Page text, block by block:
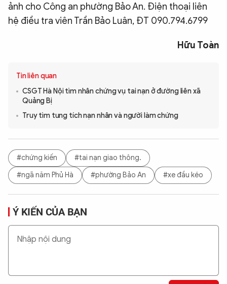
ảnh cho Công an phường Bảo An. Điện thoại liên
hệ điều tra viên Trần Bảo Luân, ĐT 090.794.6799
Hữu Toàn
Tin liên quan
CSGT Hà Nội tìm nhân chứng vụ tai nạn ở đường liên xã
Quảng Bị
Truy tìm tung tích nạn nhân và người làm chứng
#chứng kiến
#tai nạn giao thông.
#ngã năm Phủ Hà
#phường Bảo An #xe đầu kéo
Ý KIẾN CỦA BẠN